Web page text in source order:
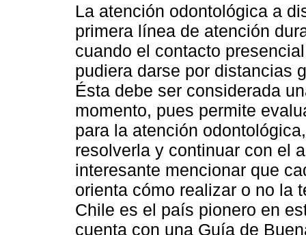
La atención odontológica a
primera línea de atención
cuando el contacto
pudiera darse por distancias
Ésta debe ser considerada
momento, pues permite
para la atención
resolverla y continuar con el
interesante mencionar que
orienta cómo realizar o no la
Chile es el país pionero en
cuenta con una Guía de